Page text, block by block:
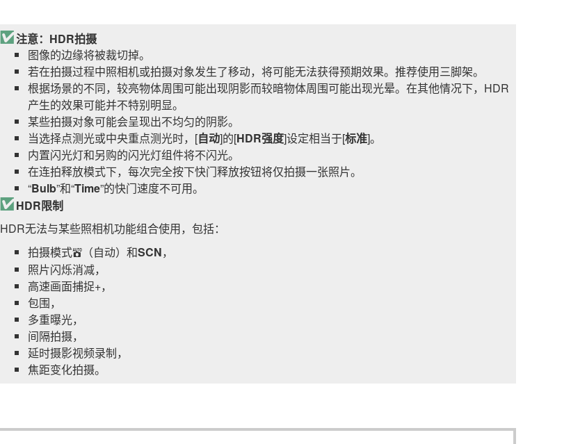
注意：HDR拍摄
图像的边缘将被裁切掉。
若在拍摄过程中照相机或拍摄对象发生了移动，将可能无法获得预期效果。推荐使用三脚架。
根据场景的不同，较亮物体周围可能出现阴影而较暗物体周围可能出现光晕。在其他情况下，HDR
产生的效果可能并不特别明显。
某些拍摄对象可能会呈现出不均匀的阴影。
当选择点测光或中央重点测光时，[自动]的[HDR强度]设定相当于[标准]。
内置闪光灯和另购的闪光灯组件将不闪光。
在连拍释放模式下，每次完全按下快门释放按钮将仅拍摄一张照片。
“Bulb”和“Time”的快门速度不可用。
HDR限制
HDR无法与某些照相机功能组合使用，包括：
拍摄模式b （自动）和SCN，
照片闪烁消减，
高速画面捕捉+，
包围，
多重曝光，
间隔拍摄，
延时摄影视频录制，
焦距变化拍摄。